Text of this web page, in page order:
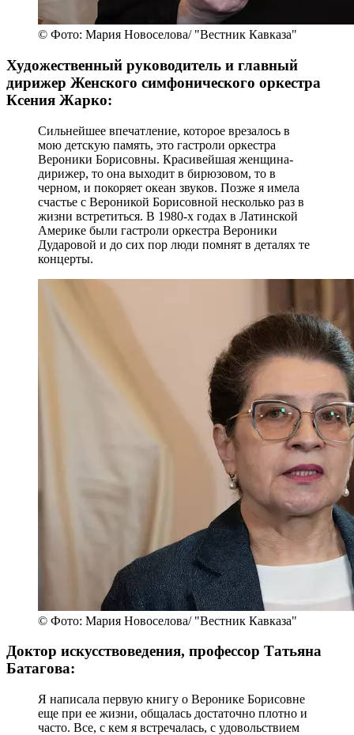
© Фото: Мария Новоселова/ "Вестник Кавказа"
Художественный руководитель и главный
дирижер Женского симфонического оркестра
Сильнейшее впечатление, которое врезалось в
мою детскую память, это гастроли оркестра
Вероники Борисовны. Красивейшая женщина-
дирижер, то она выходит в бирюзовом, то в
черном, и покоряет океан звуков. Позже я имела
счастье с Вероникой Борисовной несколько раз в
жизни встретиться. В 1980-х годах в Латинской
Америке были гастроли оркестра Вероники
Дударовой и до сих пор люди помнят в деталях те